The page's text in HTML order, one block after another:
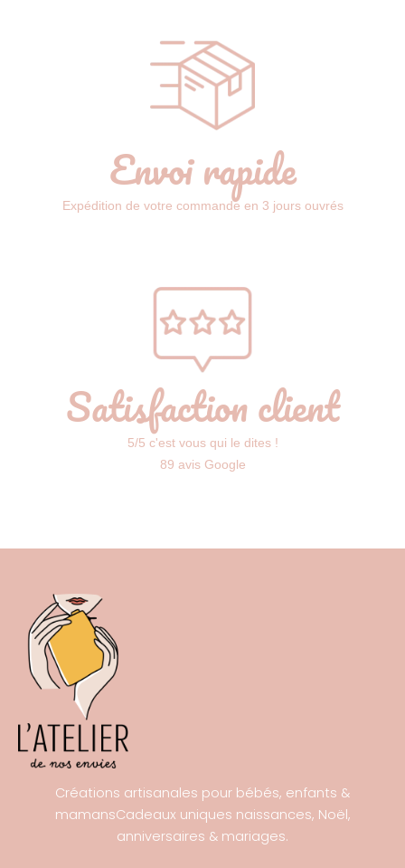
Envoi rapide
Expédition de votre commande en 3 jours ouvrés
Satisfaction client
5/5 c'est vous qui le dites !
89 avis Google
Créations artisanales pour bébés, enfants &
mamansCadeaux uniques naissances, Noël,
anniversaires & mariages.